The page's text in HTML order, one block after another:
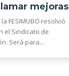
mejoras
FESIMUBO resolvió
el Sindicato de
Será para...